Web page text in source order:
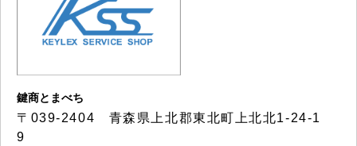
鍵商とまべち
〒039-2404 青森県上北郡東北町上北北1-24-1
9